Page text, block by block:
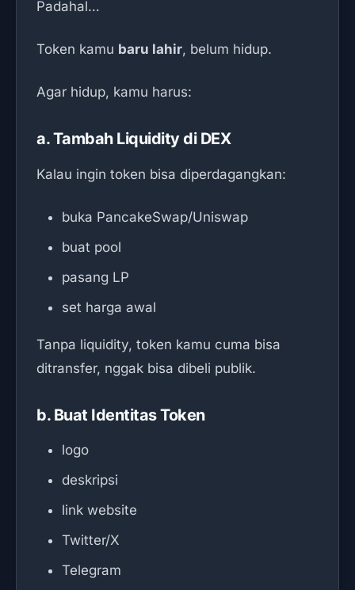
Padahal…
Token kamu baru lahir, belum hidup.
Agar hidup, kamu harus:
a. Tambah Liquidity di DEX
Kalau ingin token bisa diperdagangkan:
buka PancakeSwap/Uniswap
buat pool
pasang LP
set harga awal
Tanpa liquidity, token kamu cuma bisa
ditransfer, nggak bisa dibeli publik.
b. Buat Identitas Token
logo
deskripsi
link website
Twitter/X
Telegram